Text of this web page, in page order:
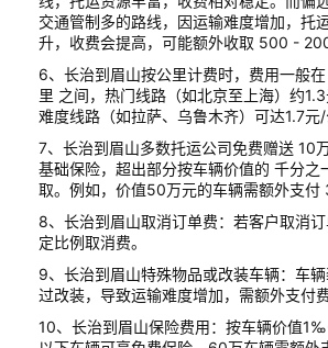
交通管制多的路线，因运输难度增加，托
升，收费会提高，可能额外收取 500 -
6、长治到眉山按公里计费时，费用一般
里 之间，热门线路（如北京至上海）约
难度线路（如拉萨、乌鲁木齐）可达1.7元/
7、长治到眉山多数托运公司免费赠送 10
基础保险，超出部分按车辆价值的 千分之
取。例如，价值50万元的车辆需额外支付
8、长治到眉山取消订单费：若客户取消
定比例取消费。
9、长治到眉山特殊物品或改装车辆：车
过改装，导致运输难度增加，需额外支付费
10、长治到眉山保险费用：按车辆价值